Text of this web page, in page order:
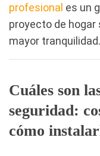
profesional es un
proyecto de hogar
mayor tranquilidad.
Cuáles son
seguridad:
cómo